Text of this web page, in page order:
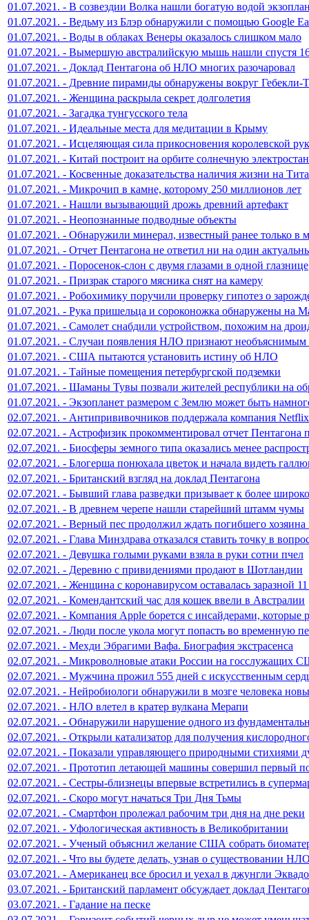
01.07.2021. - В созвездии Волка нашли богатую водой
01.07.2021. - Ведьму из Блэр обнаружили с помощью Google
01.07.2021. - Воды в облаках Венеры оказалось слишком мало
01.07.2021. - Вымершую австралийскую мышь нашли спустя
01.07.2021. - Доклад Пентагона об НЛО многих разочаровал
01.07.2021. - Древние пирамиды обнаружены вокруг Гебекли-
01.07.2021. - Женщина раскрыла секрет долголетия
01.07.2021. - Загадка тунгусского тела
01.07.2021. - Идеальные места для медитации в Крыму
01.07.2021. - Исцеляющая сила прикосновения королевской
01.07.2021. - Китай построит на орбите солнечную
01.07.2021. - Косвенные доказательства наличия жизни на
01.07.2021. - Микрочип в камне, которому 250 миллионов лет
01.07.2021. - Нашли вызывающий дрожь древний артефакт
01.07.2021. - Неопознанные подводные объекты
01.07.2021. - Обнаружили минерал, известный ранее только в
01.07.2021. - Отчет Пентагона не ответил ни на один
01.07.2021. - Поросенок-слон с двумя глазами в одной глазнице
01.07.2021. - Призрак старого мясника снят на камеру
01.07.2021. - Робохимику поручили проверку гипотез о
01.07.2021. - Рука пришельца и сороконожка обнаружены на
01.07.2021. - Самолет снабдили устройством, похожим на
01.07.2021. - Случаи появления НЛО признают необъяснимым
01.07.2021. - США пытаются установить истину об НЛО
01.07.2021. - Тайные помещения петербургской подземки
01.07.2021. - Шаманы Тувы позвали жителей республики на
01.07.2021. - Экзопланет размером с Землю может быть
02.07.2021. - Антипрививочников поддержала компания Netflix
02.07.2021. - Астрофизик прокомментировал отчет
02.07.2021. - Биосферы земного типа оказались менее
02.07.2021. - Блогерша понюхала цветок и начала видеть
02.07.2021. - Британский взгляд на доклад Пентагона
02.07.2021. - Бывший глава разведки призывает к более
02.07.2021. - В древнем черепе нашли старейший штамм чумы
02.07.2021. - Верный пес продолжил ждать погибшего хозяина
02.07.2021. - Глава Минздрава отказался ставить точку в
02.07.2021. - Девушка голыми руками взяла в руки сотни пчел
02.07.2021. - Деревню с привидениями продают в Шотландии
02.07.2021. - Женщина с коронавирусом оставалась заразной
02.07.2021. - Комендантский час для кошек ввели в Австралии
02.07.2021. - Компания Apple борется с инсайдерами, которые
02.07.2021. - Люди после укола могут попасть во временную
02.07.2021. - Мехди Эбрагими Вафа. Биография экстрасенса
02.07.2021. - Микроволновые атаки России на госслужащих
02.07.2021. - Мужчина прожил 555 дней с искусственным
02.07.2021. - Нейробиологи обнаружили в мозге человека
02.07.2021. - НЛО влетел в кратер вулкана Мерапи
02.07.2021. - Обнаружили нарушение одного из
02.07.2021. - Открыли катализатор для получения
02.07.2021. - Показали управляющего природными стихиями
02.07.2021. - Прототип летающей машины совершил первый
02.07.2021. - Сестры-близнецы впервые встретились в
02.07.2021. - Скоро могут начаться Три Дня Тьмы
02.07.2021. - Смартфон пролежал рабочим три дня на дне реки
02.07.2021. - Уфологическая активность в Великобритании
02.07.2021. - Ученый объяснил желание США собрать
02.07.2021. - Что вы будете делать, узнав о существовании
03.07.2021. - Американец все бросил и уехал в джунгли
03.07.2021. - Британский парламент обсуждает доклад
03.07.2021. - Гадание на песке